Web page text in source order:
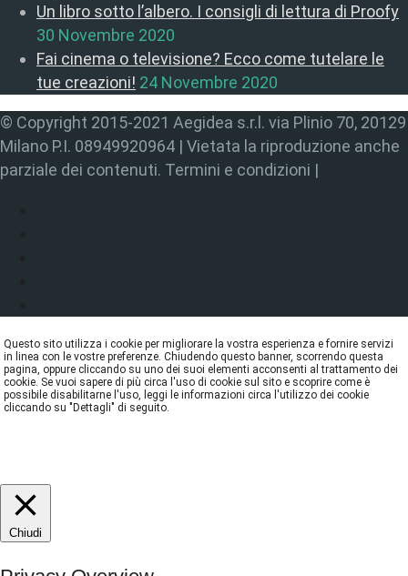
Un libro sotto l’albero. I consigli di lettura di Proofy
30 Novembre 2020
Fai cinema o televisione? Ecco come tutelare le
tue creazioni! 24 Novembre 2020
© Copyright 2015-2021 Aegidea s.r.l. via Plinio 70, 20129
Milano P.I. 08949920964 | Vietata la riproduzione anche
parziale dei contenuti. Termini e condizioni |
Questo sito utilizza i cookie per migliorare la vostra esperienza e fornire servizi
in linea con le vostre preferenze. Chiudendo questo banner, scorrendo questa
pagina, oppure cliccando su uno dei suoi elementi acconsenti al trattamento dei
cookie. Se vuoi sapere di più circa l'uso di cookie sul sito e scoprire come è
possibile disabilitarne l'uso, leggi le informazioni circa l'utilizzo dei cookie
cliccando su "Dettagli" di seguito.
Chiudi